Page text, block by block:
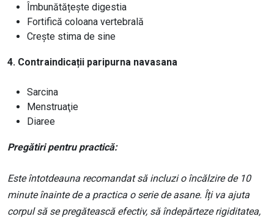
Îmbunătățește digestia
Fortifică coloana vertebrală
Crește stima de sine
4. Contraindicații paripurna navasana
Sarcina
Menstruaţie
Diaree
Pregătiri pentru practică:
Este întotdeauna recomandat să incluzi o încălzire de 10
minute înainte de a practica o serie de asane. Îți va ajuta
corpul să se pregătească efectiv, să îndepărteze rigiditatea,